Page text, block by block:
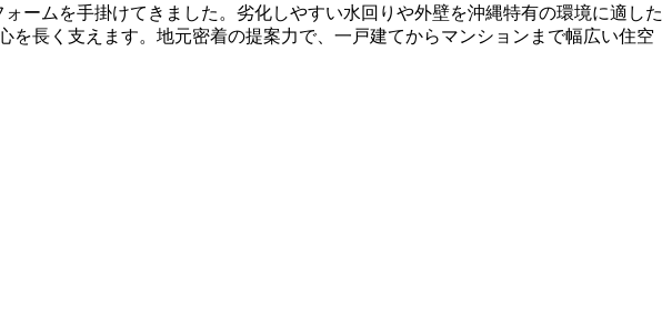
ームを手掛けてきました。劣化しやすい水回りや外壁を沖縄特有の環境に適した
長く支えます。地元密着の提案力で、一戸建てからマンションまで幅広い住空